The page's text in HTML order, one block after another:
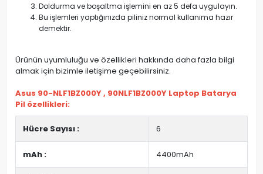
Doldurma ve boşaltma işlemini en az 5 defa uygulayın.
Bu işlemleri yaptığınızda piliniz normal kullanıma hazır
demektir.
Ürünün uyumluluğu ve özellikleri hakkında daha fazla bilgi
almak için bizimle iletişime geçebilirsiniz.
Asus 90-NLF1BZ000Y , 90NLF1BZ000Y Laptop Batarya
Pil özellikleri:
Hücre Sayısı : 6
mAh : 4400mAh